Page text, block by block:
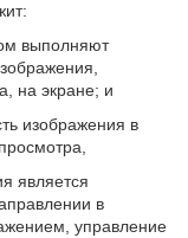
выполняют
на экране; и
изображения в
является
в
управление